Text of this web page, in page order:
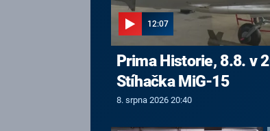
12:07
Prima Historie, 8.8. v
Stíhačka MiG-15
8. srpna 2026 20:40